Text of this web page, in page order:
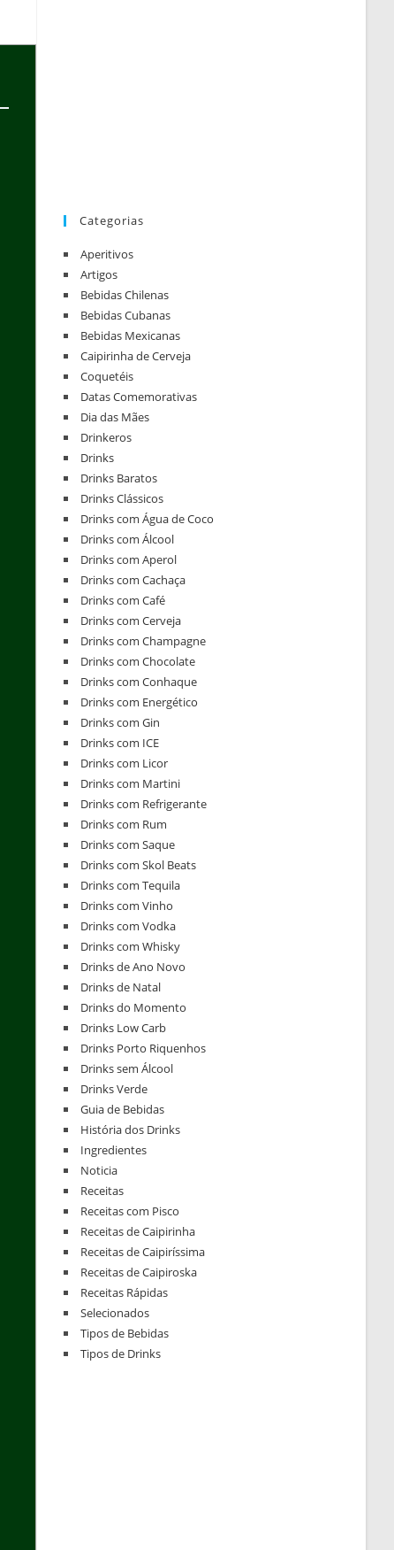
Categorias
Aperitivos
Artigos
Bebidas Chilenas
Bebidas Cubanas
Bebidas Mexicanas
Caipirinha de Cerveja
Coquetéis
Datas Comemorativas
Dia das Mães
Drinkeros
Drinks
Drinks Baratos
Drinks Clássicos
Drinks com Água de Coco
Drinks com Álcool
Drinks com Aperol
Drinks com Cachaça
Drinks com Café
Drinks com Cerveja
Drinks com Champagne
Drinks com Chocolate
Drinks com Conhaque
Drinks com Energético
Drinks com Gin
Drinks com ICE
Drinks com Licor
Drinks com Martini
Drinks com Refrigerante
Drinks com Rum
Drinks com Saque
Drinks com Skol Beats
Drinks com Tequila
Drinks com Vinho
Drinks com Vodka
Drinks com Whisky
Drinks de Ano Novo
Drinks de Natal
Drinks do Momento
Drinks Low Carb
Drinks Porto Riquenhos
Drinks sem Álcool
Drinks Verde
Guia de Bebidas
História dos Drinks
Ingredientes
Noticia
Receitas
Receitas com Pisco
Receitas de Caipirinha
Receitas de Caipiríssima
Receitas de Caipiroska
Receitas Rápidas
Selecionados
Tipos de Bebidas
Tipos de Drinks